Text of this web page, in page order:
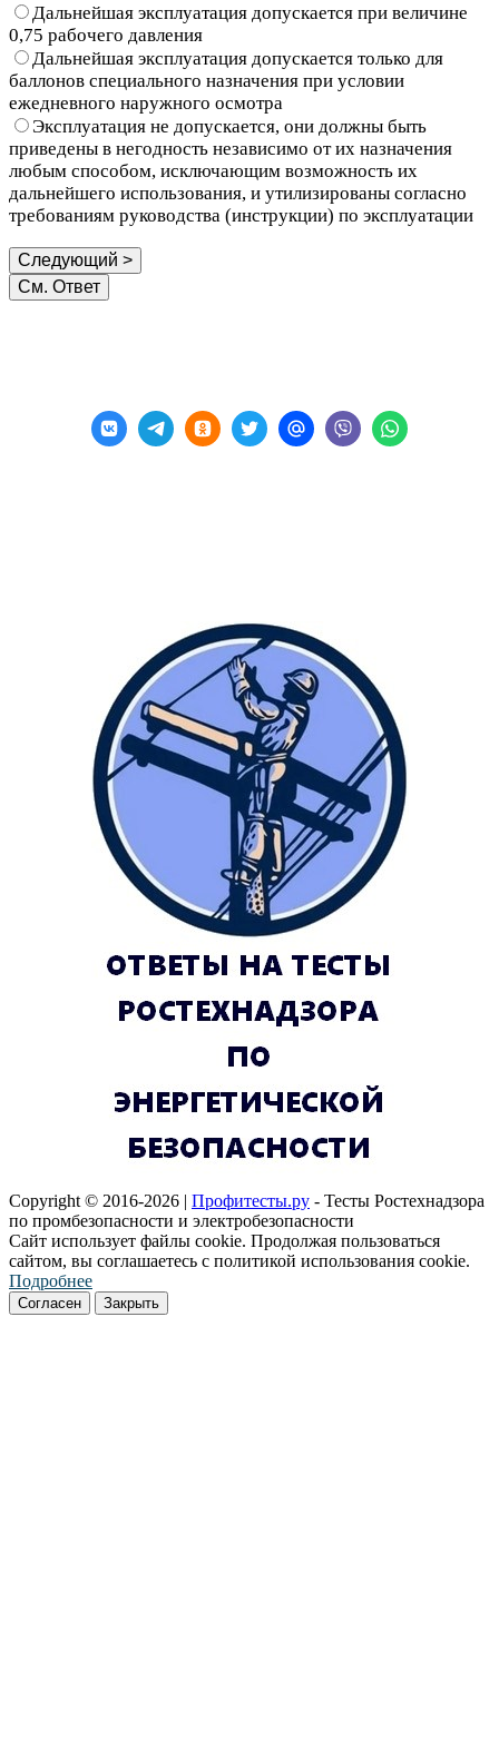
Дальнейшая эксплуатация допускается при величине
0,75 рабочего давления
Дальнейшая эксплуатация допускается только для
баллонов специального назначения при условии
ежедневного наружного осмотра
Эксплуатация не допускается, они должны быть
приведены в негодность независимо от их назначения
любым способом, исключающим возможность их
дальнейшего использования, и утилизированы согласно
требованиям руководства (инструкции) по эксплуатации
Copyright © 2016-2026 | Профитесты.ру - Тесты Ростехнадзора
по промбезопасности и электробезопасности
Сайт использует файлы cookie. Продолжая пользоваться
сайтом, вы соглашаетесь с политикой использования cookie.
Подробнее
Согласен Закрыть